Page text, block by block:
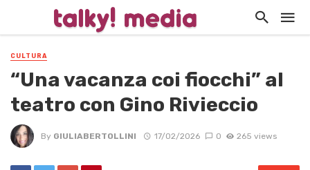
CULTURA
“Una vacanza coi fiocchi” al
teatro con Gino Rivieccio
By GIULIABERTOLLINI 17/02/2026 0 265 views